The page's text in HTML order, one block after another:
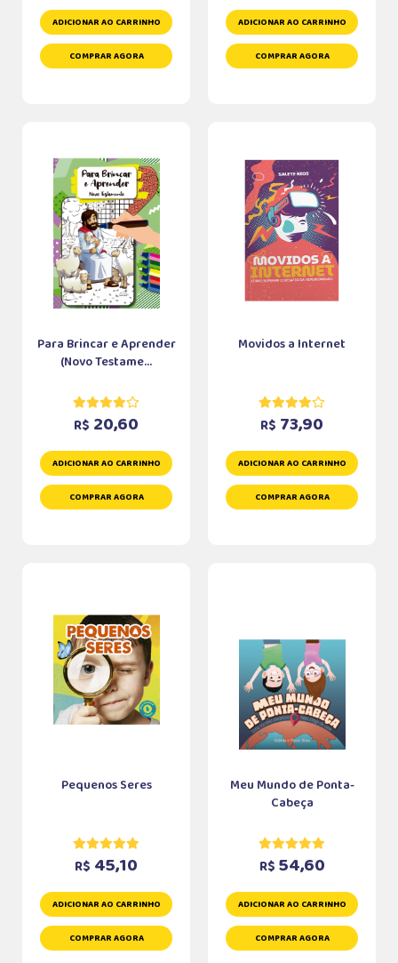
ADICIONAR AO CARRINHO
COMPRAR AGORA
ADICIONAR AO CARRINHO
COMPRAR AGORA
Para Brincar e Aprender
(Novo Testame...
R$ 20,60
ADICIONAR AO CARRINHO
COMPRAR AGORA
Movidos a Internet
R$ 73,90
ADICIONAR AO CARRINHO
COMPRAR AGORA
Pequenos Seres
R$ 45,10
ADICIONAR AO CARRINHO
COMPRAR AGORA
Meu Mundo de Ponta-
Cabeça
R$ 54,60
ADICIONAR AO CARRINHO
COMPRAR AGORA